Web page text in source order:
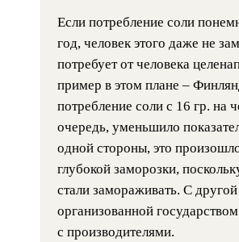
Если потребление соли
год, человек этого даже не
потребует от человека
пример в этом плане –
потребление соли с 16 гр. на
очередь, уменьшило
одной стороны, это
глубокой заморозки,
стали замораживать. С
организованной
с производителями.